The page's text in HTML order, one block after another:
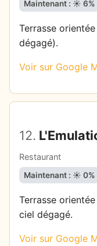
Maintenant : ☀️ 6%
Terrasse
dégagé).
Voir sur Google
12.
Restaurant
Maintenant : ☀️ 0%
Terrasse
ciel dégagé.
Voir sur Google